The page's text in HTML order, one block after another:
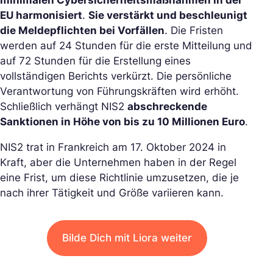
EU harmonisiert. Sie verstärkt und beschleunigt
die Meldepflichten bei Vorfällen. Die Fristen
werden auf 24 Stunden für die erste Mitteilung und
auf 72 Stunden für die Erstellung eines
vollständigen Berichts verkürzt. Die persönliche
Verantwortung von Führungskräften wird erhöht.
Schließlich verhängt NIS2 abschreckende
Sanktionen in Höhe von bis zu 10 Millionen Euro.
NIS2 trat in Frankreich am 17. Oktober 2024 in
Kraft, aber die Unternehmen haben in der Regel
eine Frist, um diese Richtlinie umzusetzen, die je
nach ihrer Tätigkeit und Größe variieren kann.
Bilde Dich mit Liora weiter